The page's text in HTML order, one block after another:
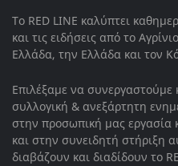
Το RED LINE καλύπτει
και τις ειδήσεις από το
Ελλάδα, την Ελλάδα και τον
Επιλέξαμε να συνεργαστούμε
συλλογική & ανεξάρτητη
στην προσωπική μας εργασία
και στην συνειδητή στήριξη
διαβάζουν και διαδίδουν το